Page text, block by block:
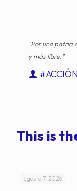
"Por una patria
y más libre."
This is
agosto 7, 2026